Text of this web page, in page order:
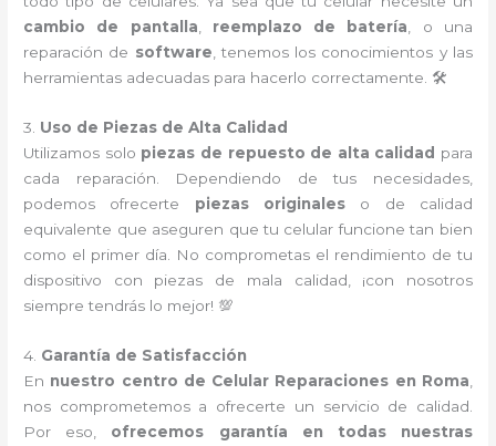
cambio de pantalla
reemplazo de batería , o una
reparación de software , tenemos los conocimientos y las
herramientas adecuadas para hacerlo correctamente. 🛠️
3. Uso de Piezas de Alta Calidad
Utilizamos solo piezas de repuesto de alta calidad para
cada reparación. Dependiendo de tus necesidades,
podemos ofrecerte piezas originales o de calidad
equivalente que aseguren que tu celular funcione tan bien
como el primer día. No comprometas el rendimiento de tu
dispositivo con piezas de mala calidad, ¡con nosotros
siempre tendrás lo mejor! 💯
4. Garantía de Satisfacción
En nuestro centro de Celular Reparaciones en Roma
nos comprometemos a ofrecerte un servicio de calidad.
Por eso, ofrecemos garantía en todas nuestras